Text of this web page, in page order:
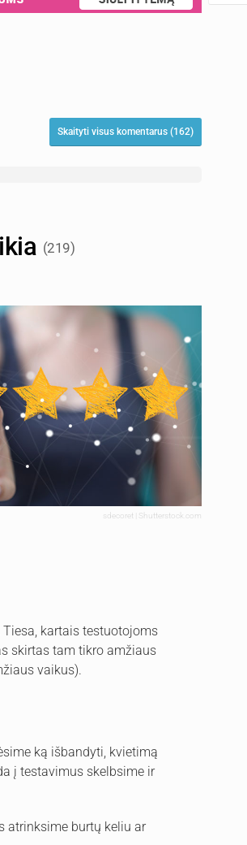
Skaityti visus komentarus (162)
(219)
sdecoret | Shutterstock.com
kartais testuotojoms
skirtas tam tikro amžiaus
vaikus).
ką išbandyti, kvietimą
į testavimus skelbsime ir
atrinksime burtų keliu ar